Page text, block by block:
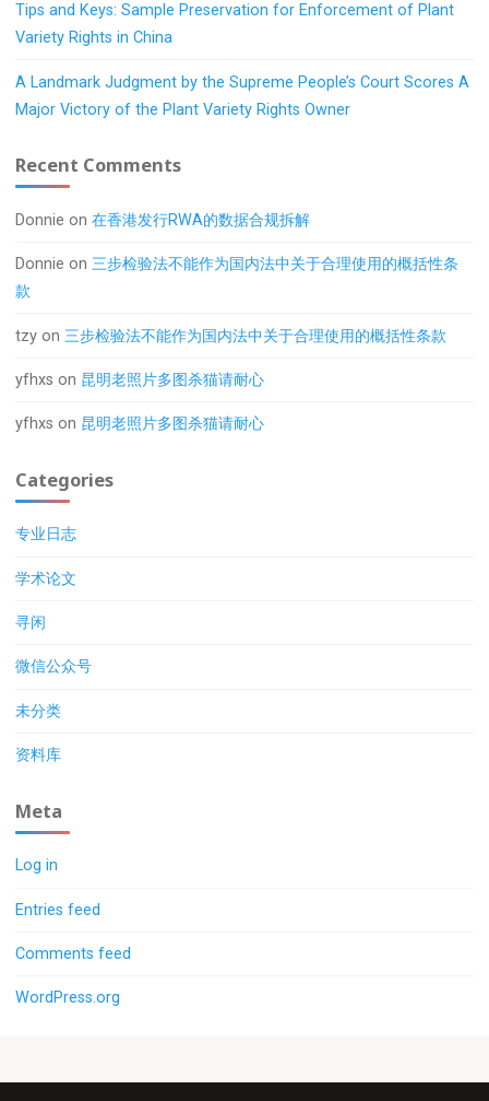
Tips and Keys: Sample Preservation for Enforcement of Plant
Variety Rights in China
A Landmark Judgment by the Supreme People’s Court Scores A
Major Victory of the Plant Variety Rights Owner
Recent Comments
Donnie on在香港发行RWA的数据合规拆解
Donnie on三步检验法不能作为国内法中关于合理使用的概括性条
款
tzy on三步检验法不能作为国内法中关于合理使用的概括性条款
yfhxs on 昆明老照片多图杀猫请耐心
yfhxs on 昆明老照片多图杀猫请耐心
Categories
专业日志
学术论文
寻闲
微信公众号
未分类
资料库
Meta
Log in
Entries feed
Comments feed
WordPress.org